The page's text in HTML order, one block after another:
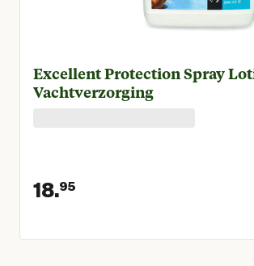
Excellent Protection Spray
Vachtverzorging
18.95
Huidige prijs €